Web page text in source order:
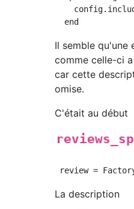
Il semble qu'une
comme celle-ci
car cette
omise.
C'était au début
La description